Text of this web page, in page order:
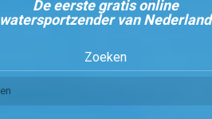
De eerste gratis online
watersportzender van Nederland
Zoeken